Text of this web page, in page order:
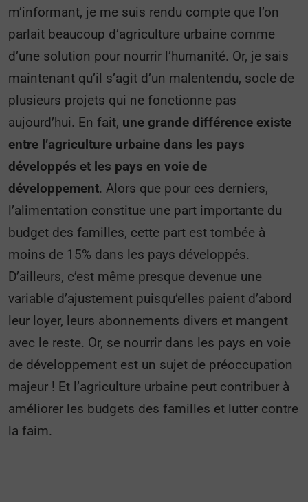
m’informant, je me suis rendu compte que l’on
parlait beaucoup d’agriculture urbaine comme
d’une solution pour nourrir l’humanité. Or, je sais
maintenant qu’il s’agit d’un malentendu, socle de
plusieurs projets qui ne fonctionne pas
aujourd’hui. En fait, une grande différence existe
entre l’agriculture urbaine dans les pays
développés et les pays en voie de
développement. Alors que pour ces derniers,
l’alimentation constitue une part importante du
budget des familles, cette part est tombée à
moins de 15% dans les pays développés.
D’ailleurs, c’est même presque devenue une
variable d’ajustement puisqu’elles paient d’abord
leur loyer, leurs abonnements divers et mangent
avec le reste. Or, se nourrir dans les pays en voie
de développement est un sujet de préoccupation
majeur ! Et l’agriculture urbaine peut contribuer à
améliorer les budgets des familles et lutter contre
la faim.